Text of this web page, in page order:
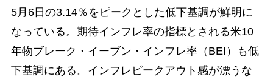
5月6日の3.14％をピークとした低下基調が鮮明に
なっている。期待インフレ率の指標とされる米10
年物ブレーク・イーブン・インフレ率（BEI）も低
下基調にある。インフレピークアウト感が漂うな